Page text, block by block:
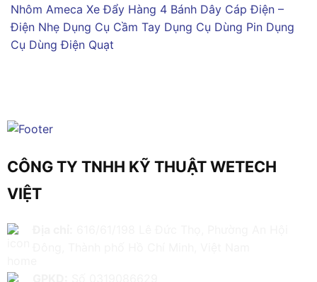
Nhôm Ameca Xe Đẩy Hàng 4 Bánh Dây Cáp Điện –
Điện Nhẹ Dụng Cụ Cầm Tay Dụng Cụ Dùng Pin Dụng
Cụ Dùng Điện Quạt
CÔNG TY TNHH KỸ THUẬT WETECH
VIỆT